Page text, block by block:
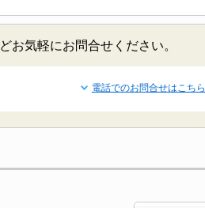
お気軽にお問合せください。
電話でのお問合せはこちら